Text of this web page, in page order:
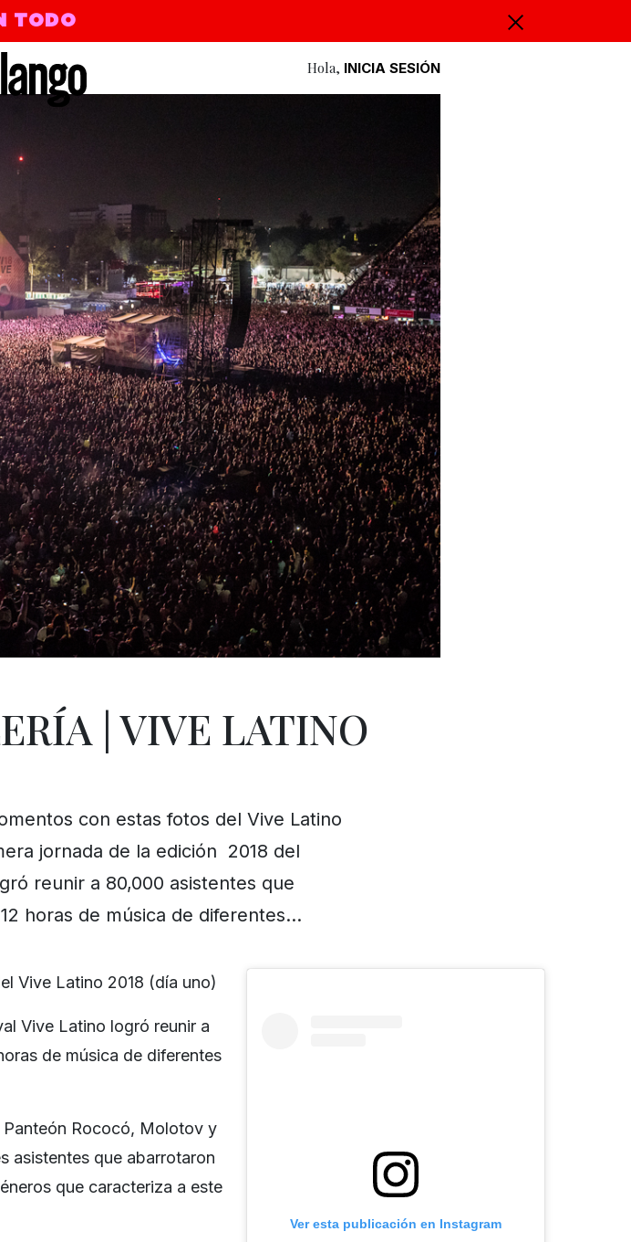
TODO
Hola, INICIA SESIÓN
| VIVE LATINO
con estas fotos del Vive Latino
jornada de la edición 2018 del
reunir a 80,000 asistentes que
horas de música de diferentes…
Vive Latino 2018 (día uno)
Vive Latino logró reunir a
de música de diferentes
Panteón Rococó, Molotov y
asistentes que abarrotaron
que caracteriza a este
Ver esta publicación en Instagram